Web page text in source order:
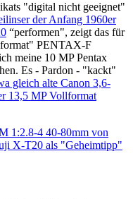
"digital nicht geeignet"
der Anfang 1960er
“performen", zeigt das für
PENTAX-F
meine 10 MP Pentax
Es - Pardon - "kackt"
gleich alte Canon 3,6-
13,5 MP Vollformat
1:2.8-4 40-80mm von
X-T20 als "Geheimtipp"